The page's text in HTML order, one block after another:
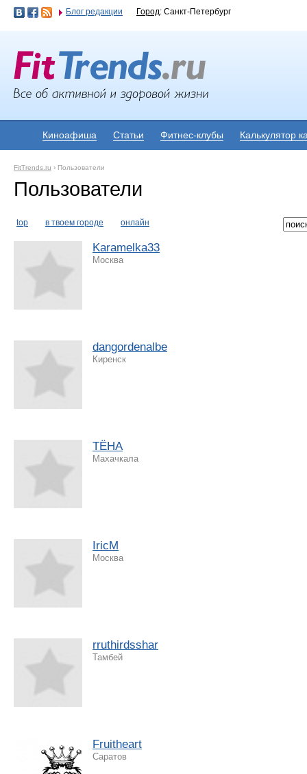
Блог редакции Город: Санкт-Петербург
Киноафиша Статьи Фитнес-клубы Калькулятор
FitTrends.ru › Пользователи
Пользователи
top в твоем городе онлайн
Karamelka33
Москва
dangordenalbe
Киренск
ТЁНА
Махачкала
IricM
Москва
rruthirdsshar
Тамбей
Fruitheart
Саратов